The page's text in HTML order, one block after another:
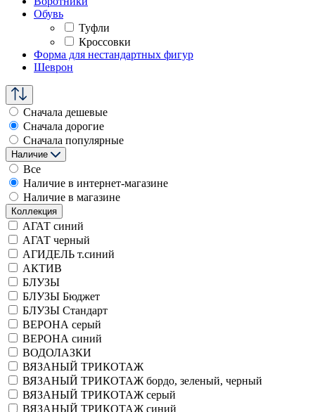
Обувь
Туфли
Кроссовки
Форма для нестандартных фигур
Шеврон
Сначала дешевые
Сначала дорогие
Сначала популярные
Наличие
Все
Наличие в интернет-магазине
Наличие в магазине
Коллекция
АГАТ синий
АГАТ черный
АГИДЕЛЬ т.синий
АКТИВ
БЛУЗЫ
БЛУЗЫ Бюджет
БЛУЗЫ Стандарт
ВЕРОНА серый
ВЕРОНА синий
ВОДОЛАЗКИ
ВЯЗАНЫЙ ТРИКОТАЖ
ВЯЗАНЫЙ ТРИКОТАЖ бордо, зеленый, черный
ВЯЗАНЫЙ ТРИКОТАЖ серый
ВЯЗАНЫЙ ТРИКОТАЖ синий